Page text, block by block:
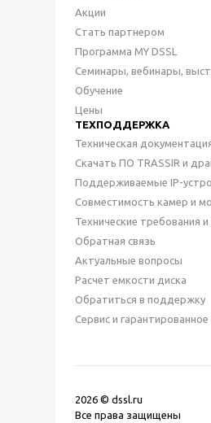
Акции
Стать партнером
Программа MY DSSL
Семинары, вебинары,
Обучение
Цены
ТЕХПОДДЕРЖКА
Техническая
Скачать ПО TRASSIR и
Поддерживаемые IP-
Совместимость камер и
Технические требования
Обратная связь
Актуальные вопросы
Расчет емкости диска
Обратиться в поддержку
Сервис и
2026 © dssl.ru
Все права защищены